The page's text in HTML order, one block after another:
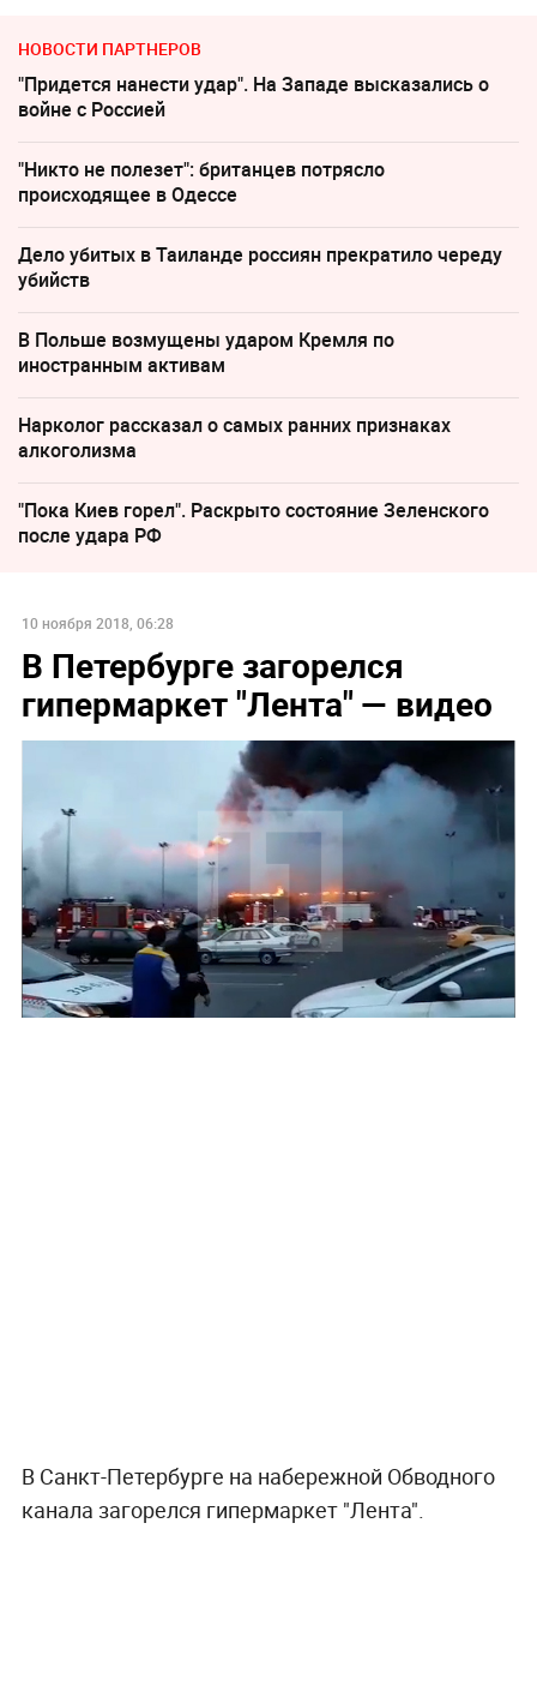
НОВОСТИ ПАРТНЕРОВ
"Придется нанести удар". На Западе высказались о
войне с Россией
"Никто не полезет": британцев потрясло
происходящее в Одессе
Дело убитых в Таиланде россиян прекратило череду
убийств
В Польше возмущены ударом Кремля по
иностранным активам
Нарколог рассказал о самых ранних признаках
алкоголизма
"Пока Киев горел". Раскрыто состояние Зеленского
после удара РФ
10 ноября 2018, 06:28
В Петербурге загорелся
гипермаркет "Лента" — видео
В Санкт-Петербурге на набережной Обводного
канала загорелся гипермаркет "Лента".